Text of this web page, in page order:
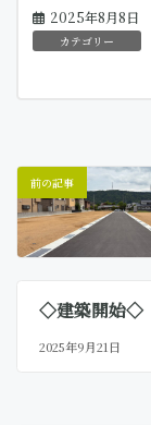
2025年8月8日
カテゴリー
前の記事
◇建築開始◇
2025年9月21日